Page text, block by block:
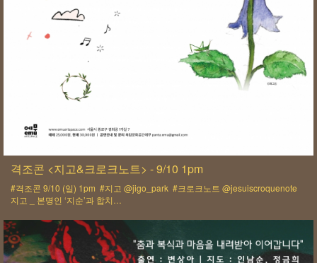
격조콘 <지고&크로크노트> - 9/10 1pm
#격조콘 9/10 (일) 1pm #지고 @jigo_park #크로크노트 @jesuiscroquenote
지고 _ 본명인 ‘지순’과 합치…